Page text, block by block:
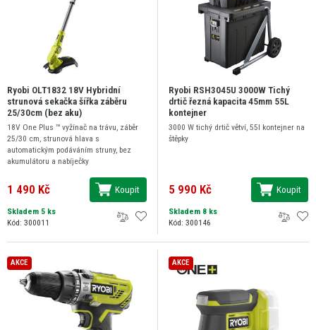
Ryobi OLT1832 18V Hybridní
strunová sekačka šířka záběru
25/30cm (bez aku)
18V One Plus ™ vyžínač na trávu, záběr
25/30 cm, strunová hlava s
automatickým podáváním struny, bez
akumulátoru a nabíječky
1 490 Kč Koupit
Skladem 5 ks
Kód: 300011
Ryobi RSH3045U 3000W Tichý
drtič řezná kapacita 45mm 55L
kontejner
3000 W tichý drtič větví, 55l kontejner na
štěpky
5 990 Kč Koupit
Skladem 8 ks
Kód: 300146
AKCE AKCE